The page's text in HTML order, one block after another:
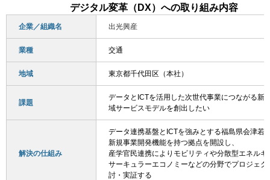
デジタル変革（DX）への取り組み内容
企業／組織名 出光興産
業種 交通
地域 東京都千代田区（本社）
課題
データとICTを活用した次世代事業につながる新
域サービスモデルを創出したい
解決の仕組み
データ連携基盤とICTを強みとする福島県会津若
新規事業開発機能を持つ拠点を開設し、
産学官民連携によりモビリティや分散型エネルギ
サーキュラーエコノミーなどの分野でプロジェク
討・実証する